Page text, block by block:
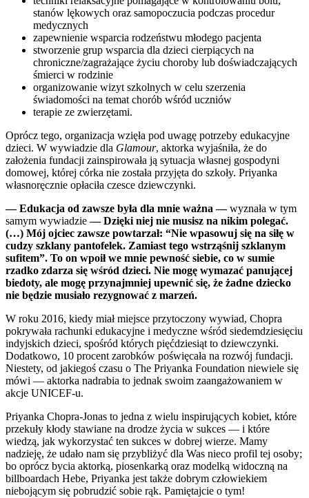
stanów lękowych oraz samopoczucia podczas procedur
medycznych
zapewnienie wsparcia rodzeństwu młodego pacjenta
stworzenie grup wsparcia dla dzieci cierpiących na
chroniczne/zagrażające życiu choroby lub doświadczających
śmierci w rodzinie
organizowanie wizyt szkolnych w celu szerzenia
świadomości na temat chorób wśród uczniów
terapie ze zwierzętami.
Oprócz tego, organizacja wzięła pod uwagę potrzeby edukacyjne
dzieci. W wywiadzie dla Glamour, aktorka wyjaśniła, że do
założenia fundacji zainspirowała ją sytuacja własnej gospodyni
domowej, której córka nie została przyjęta do szkoły. Priyanka
własnoręcznie opłaciła czesce dziewczynki.
— Edukacja od zawsze była dla mnie ważna —wyznała w tym
samym wywiadzie— Dzięki niej nie musisz na nikim polegać.
(…) Mój ojciec zawsze powtarzał: “Nie wpasowuj się na siłę w
cudzy szklany pantofelek. Zamiast tego wstrząśnij szklanym
sufitem”. To on wpoił we mnie pewność siebie, co w sumie
rzadko zdarza się wśród dzieci. Nie mogę wymazać panującej
biedoty, ale mogę przynajmniej upewnić się, że żadne dziecko
nie będzie musiało rezygnować z marzeń.
W roku 2016, kiedy miał miejsce przytoczony wywiad, Chopra
pokrywała rachunki edukacyjne i medyczne wśród siedemdziesięciu
indyjskich dzieci, spośród których pięćdziesiąt to dziewczynki.
Dodatkowo, 10 procent zarobków poświęcała na rozwój fundacji.
Niestety, od jakiegoś czasu o The Priyanka Foundation niewiele się
mówi — aktorka nadrabia to jednak swoim zaangażowaniem w
akcje UNICEF-u.
Priyanka Chopra-Jonas to jedna z wielu inspirujących kobiet, które
przekuły kłody stawiane na drodze życia w sukces — i które
wiedzą, jak wykorzystać ten sukces w dobrej wierze. Mamy
nadzieję, że udało nam się przybliżyć dla Was nieco profil tej osoby;
bo oprócz bycia aktorką, piosenkarką oraz modelką widoczną na
billboardach Hebe, Priyanka jest także dobrym człowiekiem
niebojącym się pobrudzić sobie rąk. Pamiętajcie o tym!